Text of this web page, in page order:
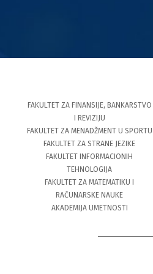
FAKULTET ZA FINANSIJE, BANKARSTVO
I REVIZIJU
FAKULTET ZA MENADŽMENT U SPORTU
FAKULTET ZA STRANE JEZIKE
FAKULTET INFORMACIONIH
TEHNOLOGIJA
FAKULTET ZA MATEMATIKU I
RAČUNARSKE NAUKE
AKADEMIJA UMETNOSTI